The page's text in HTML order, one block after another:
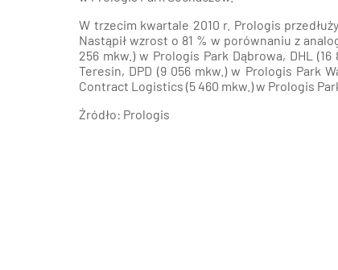
W trzecim kwartale 2010 r. Prologis
Nastąpił wzrost o 81 % w porównaniu z
256 mkw.) w Prologis Park Dąbrowa, DHL
Teresin, DPD (9 056 mkw.) w Prologis Park
Contract Logistics (5 460 mkw.) w Prologis
Źródło: Prologis